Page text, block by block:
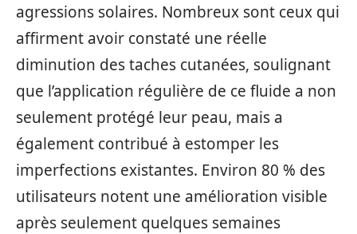
agressions solaires. Nombreux sont ceux qui
affirment avoir constaté une réelle
diminution des taches cutanées, soulignant
que l’application régulière de ce fluide a non
seulement protégé leur peau, mais a
également contribué à estomper les
imperfections existantes. Environ 80 % des
utilisateurs notent une amélioration visible
après seulement quelques semaines